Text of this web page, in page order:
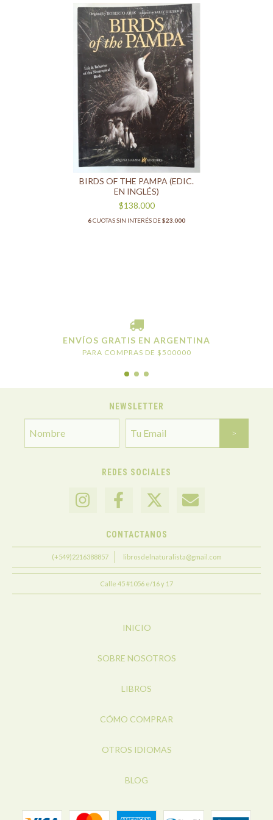
BIRDS OF THE PAMPA (EDIC.
EN INGLÉS)
$138.000
6CUOTAS SIN INTERÉS DE$23.000
ENVÍOS GRATIS EN ARGENTINA
PARA COMPRAS DE $500000
NEWSLETTER
REDES SOCIALES
CONTACTANOS
(+549)2216388857 librosdelnaturalista@gmail.com
Calle 45 #1056 e/16 y 17
INICIO
SOBRE NOSOTROS
LIBROS
CÓMO COMPRAR
OTROS IDIOMAS
BLOG